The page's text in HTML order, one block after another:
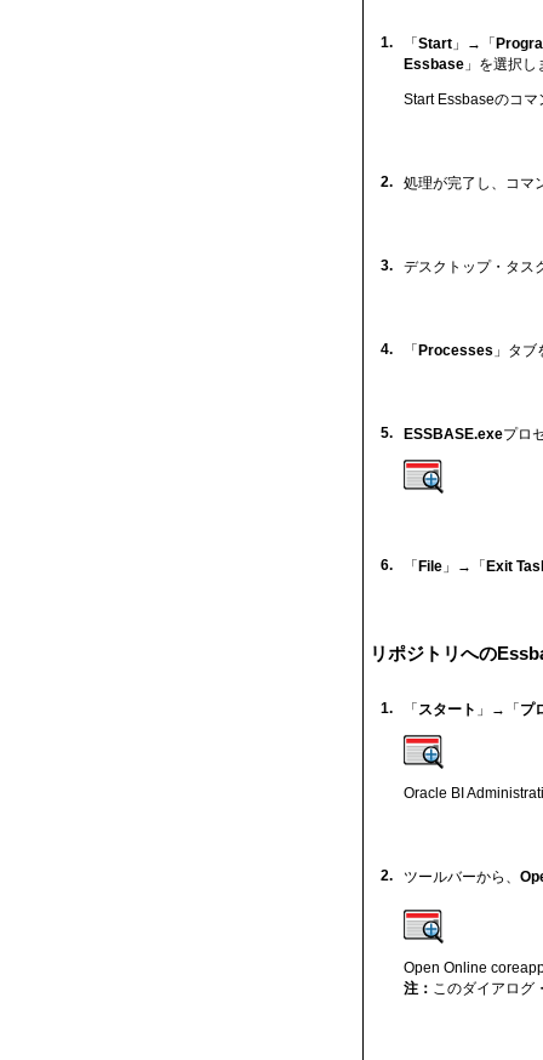
1. 「 Start 」→「
Essbase 」を選択し
Start Essbaseのコ
2. 処理が完了し、コマ
3. デスクトップ・タス
4. 「 Processes 」タ
5. ESSBASE.exeプロ
6. 「 File 」→「 Exit
リポジトリへの
1. 「 スタート 」→「プ
Oracle BI
2. ツールバーから、
Open Online
注： このダイアログ